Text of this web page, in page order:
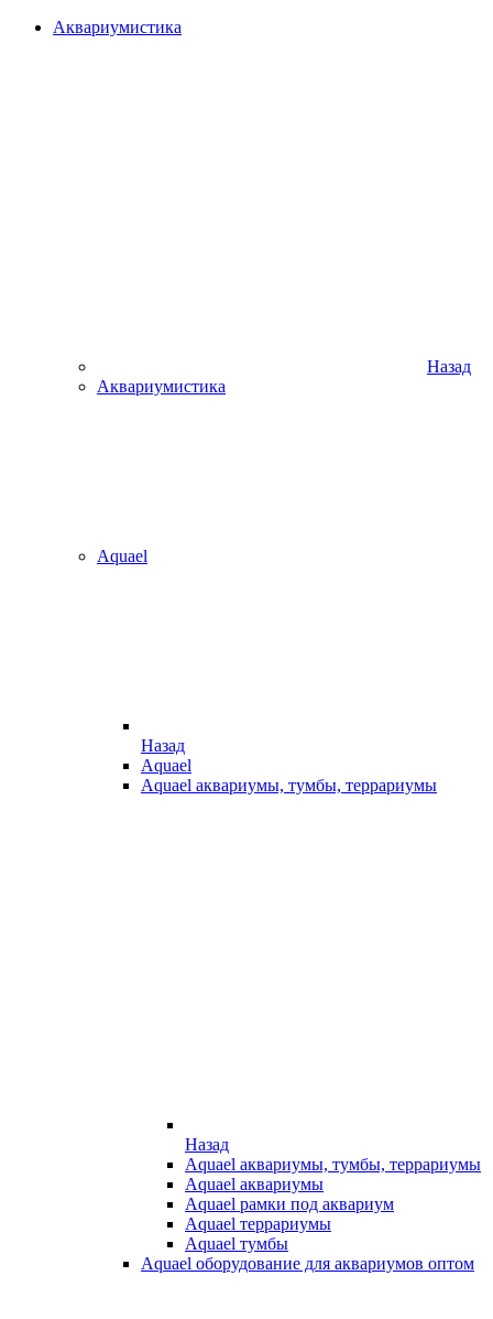
Аквариумистика
Назад
Аквариумистика
Aquael
Назад
Aquael
Aquael аквариумы, тумбы, террариумы
Назад
Aquael аквариумы, тумбы, террариумы
Aquael аквариумы
Aquael рамки под аквариум
Aquael террариумы
Aquael тумбы
Aquael оборудование для аквариумов оптом